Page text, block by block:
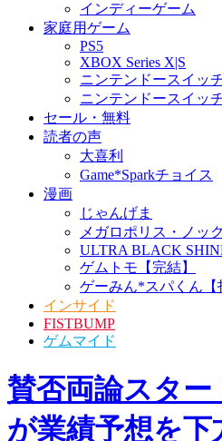
インディーゲーム
家庭用ゲーム
PS5
XBOX Series X|S
ニンテンドースイッ
ニンテンドースイッ
セール・無料
読者の声
大喜利
Game*Sparkチョイス
漫画
じゃんげま
メガロポリス・ノッ
ULTRA BLACK
ゲムトモ【完結】
ゲーみん*スパくん【
インサイド
FISTBUMP
ゲムマイド
賛否両論スタ
が業績予想を下